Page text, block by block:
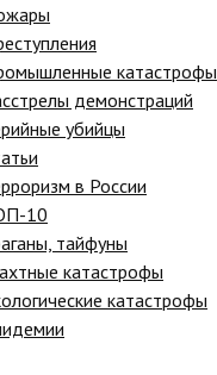
катастрофы
демонстраций
убийцы
в России
10
тайфуны
катастрофы
катастрофы